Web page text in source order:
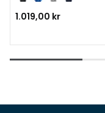
1.019,00 kr